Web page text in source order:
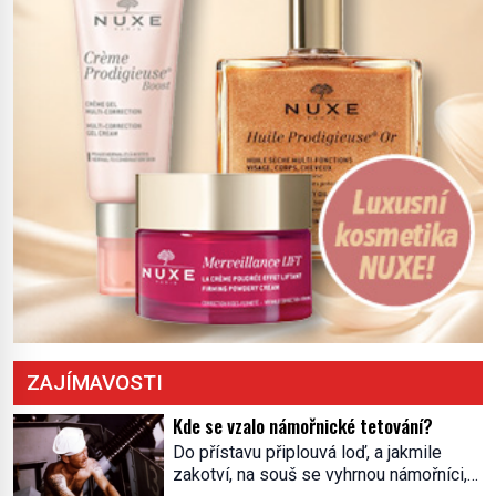
ZAJÍMAVOSTI
Kde se vzalo námořnické tetování?
Do přístavu připlouvá loď, a jakmile
zakotví, na souš se vyhrnou námořníci,